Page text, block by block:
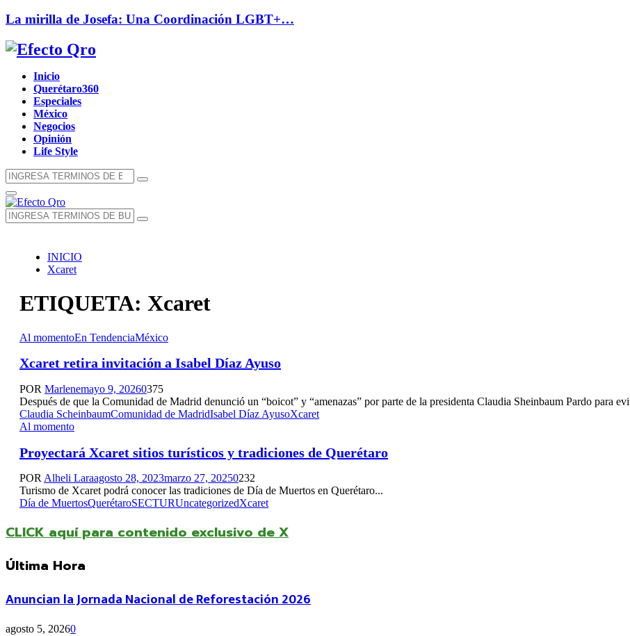
La mirilla de Josefa: Una Coordinación LGBT+…
Facebook
Twitter
Instagram
Youtube
Whatsapp
Inicio
Querétaro360
Especiales
México
Negocios
Opinión
Life Style
Búsqueda
de:
Búsqueda
Menú
Principal
Búsqueda
de:
Búsqueda
INICIO
Xcaret
ETIQUETA: Xcaret
Al momentoEn TendenciaMéxico
Xcaret retira invitación a Isabel Díaz Ayuso
POR Marlenemayo 9, 20260375
Después de que la Comunidad de Madrid denunció un “boicot” y “amenazas” por parte de la presidenta Claudia Sheinbaum Pardo para
Claudia ScheinbaumComunidad de MadridIsabel Díaz AyusoXcaret
Al momento
Proyectará Xcaret sitios turísticos y tradiciones de Querétaro
POR Alheli Laraagosto 28, 2023marzo 27, 20250232
Turismo de Xcaret podrá conocer las tradiciones de Día de Muertos en Querétaro...
Día de MuertosQuerétaroSECTURUncategorizedXcaret
CLICK aquí para contenido exclusivo de X
Última Hora
Anuncian la Jornada Nacional de Reforestación 2026
agosto 5, 20260